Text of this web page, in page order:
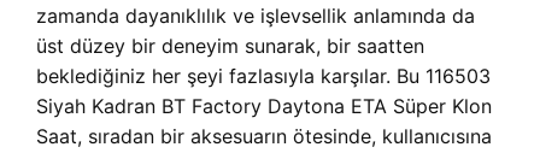
zamanda dayanıklılık ve işlevsellik anlamında da
üst düzey bir deneyim sunarak, bir saatten
beklediğiniz her şeyi fazlasıyla karşılar. Bu 116503
Siyah Kadran BT Factory Daytona ETA Süper Klon
Saat, sıradan bir aksesuarın ötesinde, kullanıcısına